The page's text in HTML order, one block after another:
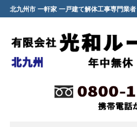
北九州市 一軒家 一戸建て解体工事専門業者